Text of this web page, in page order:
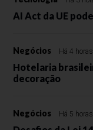
AI Act da UE
Negócios Há 4 horas
Hotelaria
decoração
Negócios Há 5 horas